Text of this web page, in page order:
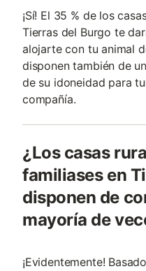
¡Sí! El 35 % de los
Tierras del Burgo te
alojarte con tu animal
disponen también de
de su idoneidad para
compañí­a.
¿Los casas
familiases en
disponen de
mayoría de
¡Evidentemente!